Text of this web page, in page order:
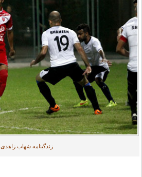
زندگینامه شهاب زاهدی